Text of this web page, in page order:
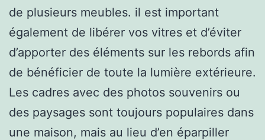
de plusieurs meubles. il est important
également de libérer vos vitres et d’éviter
d’apporter des éléments sur les rebords afin
de bénéficier de toute la lumière extérieure.
Les cadres avec des photos souvenirs ou
des paysages sont toujours populaires dans
une maison, mais au lieu d’en éparpiller